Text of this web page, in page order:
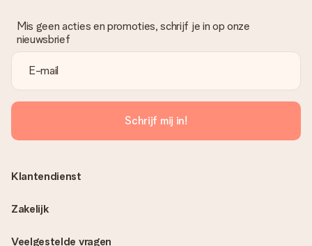
Mis geen acties en promoties, schrijf je in op onze
nieuwsbrief
Schrijf mij in!
Veelgestelde vragen
Klantendienst
Zakelijk